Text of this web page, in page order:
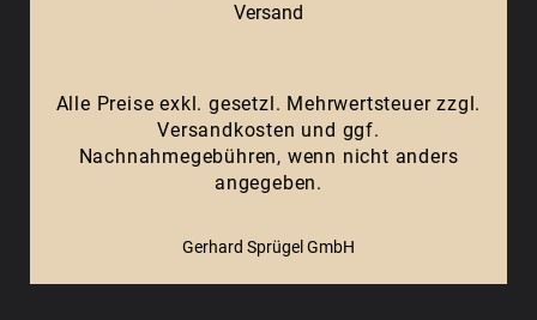
Versand
Alle Preise exkl. gesetzl. Mehrwertsteuer zzgl.
Versandkosten und ggf.
Nachnahmegebühren, wenn nicht anders
angegeben.
Gerhard Sprügel GmbH